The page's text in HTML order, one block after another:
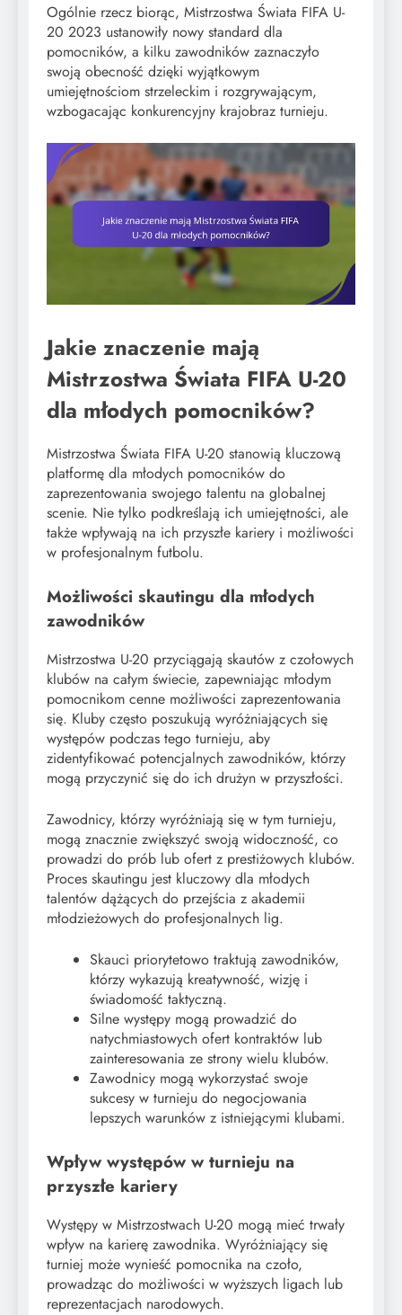
Ogólnie rzecz biorąc, Mistrzostwa Świata FIFA U-
20 2023 ustanowiły nowy standard dla
pomocników, a kilku zawodników zaznaczyło
swoją obecność dzięki wyjątkowym
umiejętnościom strzeleckim i rozgrywającym,
wzbogacając konkurencyjny krajobraz turnieju.
Jakie znaczenie mają
Mistrzostwa Świata FIFA U-20
dla młodych pomocników?
Mistrzostwa Świata FIFA U-20 stanowią kluczową
platformę dla młodych pomocników do
zaprezentowania swojego talentu na globalnej
scenie. Nie tylko podkreślają ich umiejętności, ale
także wpływają na ich przyszłe kariery i możliwości
w profesjonalnym futbolu.
Możliwości skautingu dla młodych
zawodników
Mistrzostwa U-20 przyciągają skautów z czołowych
klubów na całym świecie, zapewniając młodym
pomocnikom cenne możliwości zaprezentowania
się. Kluby często poszukują wyróżniających się
występów podczas tego turnieju, aby
zidentyfikować potencjalnych zawodników, którzy
mogą przyczynić się do ich drużyn w przyszłości.
Zawodnicy, którzy wyróżniają się w tym turnieju,
mogą znacznie zwiększyć swoją widoczność, co
prowadzi do prób lub ofert z prestiżowych klubów.
Proces skautingu jest kluczowy dla młodych
talentów dążących do przejścia z akademii
młodzieżowych do profesjonalnych lig.
Skauci priorytetowo traktują zawodników,
którzy wykazują kreatywność, wizję i
świadomość taktyczną.
Silne występy mogą prowadzić do
natychmiastowych ofert kontraktów lub
zainteresowania ze strony wielu klubów.
Zawodnicy mogą wykorzystać swoje
sukcesy w turnieju do negocjowania
lepszych warunków z istniejącymi klubami.
Wpływ występów w turnieju na
przyszłe kariery
Występy w Mistrzostwach U-20 mogą mieć trwały
wpływ na karierę zawodnika. Wyróżniający się
turniej może wynieść pomocnika na czoło,
prowadząc do możliwości w wyższych ligach lub
reprezentacjach narodowych.